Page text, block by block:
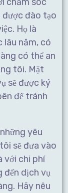
được đào tạo
Họ là
lâu năm, có
có thể an
tôi. Mặt
sẽ được ký
để tránh
yêu
sẽ đưa vào
với chi phí
đến dịch vụ
Hãy nêu